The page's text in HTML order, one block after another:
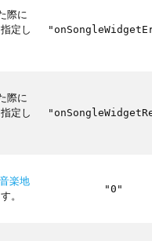
際に
定し
際に
定し
音楽地
。
"0"